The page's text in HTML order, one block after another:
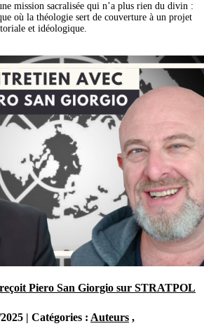
(3)
(2)
(1)
(1)
mission sacralisée qui n’a plus rien du divin :
où la théologie sert de couverture à un projet
et idéologique.
Piero San Giorgio sur STRATPOL
| Catégories : Auteurs ,